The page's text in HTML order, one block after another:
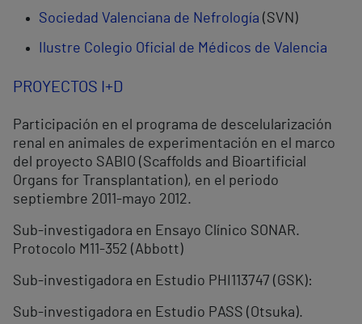
Sociedad Valenciana de Nefrología (SVN)
Ilustre Colegio Oficial de Médicos de Valencia
PROYECTOS I+D
Participación en el programa de descelularización
renal en animales de experimentación en el marco
del proyecto SABIO (Scaffolds and Bioartificial
Organs for Transplantation), en el periodo
septiembre 2011-mayo 2012.
Sub-investigadora en Ensayo Clínico SONAR.
Protocolo M11-352 (Abbott)
Sub-investigadora en Estudio PHI113747 (GSK):
Sub-investigadora en Estudio PASS (Otsuka).